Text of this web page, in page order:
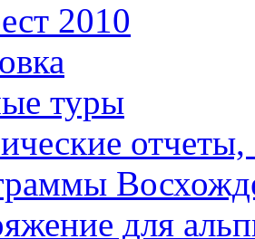
2010
туры
для